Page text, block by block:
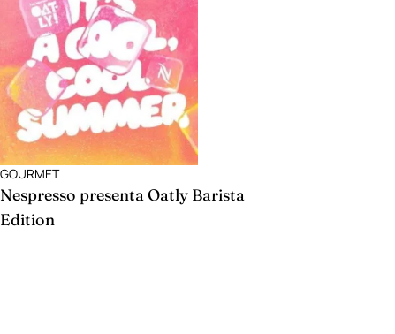
GOURMET
Nespresso presenta Oatly Barista
Edition